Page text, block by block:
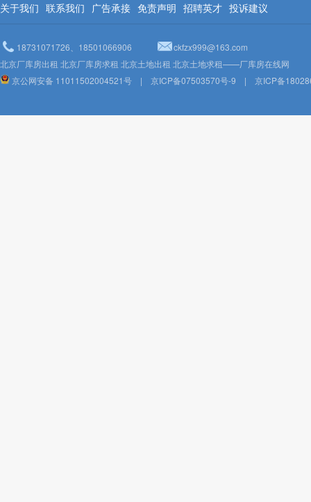
关于我们 联系我们 广告承接 免责声明 招聘英才 投诉建议
18731071726、18501066906
ckfzx999@163.com
北京厂库房出租 北京厂库房求租 北京土地出租 北京土地求租——厂库房在线网
京公网安备 11011502004521号 | 京ICP备07503570号-9 | 京ICP备